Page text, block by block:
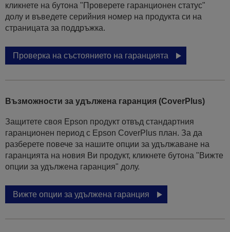
кликнете на бутона "Проверете гаранционен статус"
долу и въведете серийния номер на продукта си на
страницата за поддръжка.
Проверка на състоянието на гаранцията
Възможности за удължена гаранция (CoverPlus)
Защитете своя Epson продукт отвъд стандартния
гаранционен период с Epson CoverPlus план. За да
разберете повече за нашите опции за удължаване на
гаранцията на новия Ви продукт, кликнете бутона "Вижте
опции за удължена гаранция" долу.
Вижте опции за удължена гаранция